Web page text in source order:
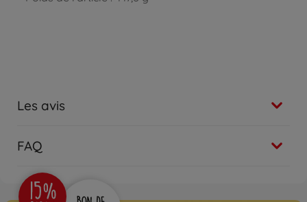
Les avis
FAQ